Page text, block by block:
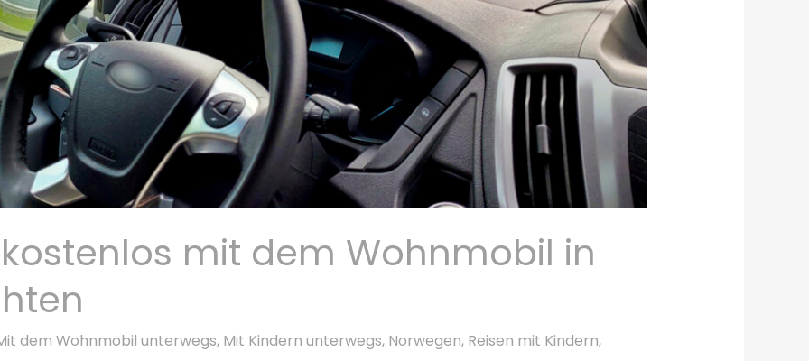
mit dem Wohnmobil in
dem Wohnmobil unterwegs, Mit Kindern unterwegs, Norwegen, Reisen mit Kindern,